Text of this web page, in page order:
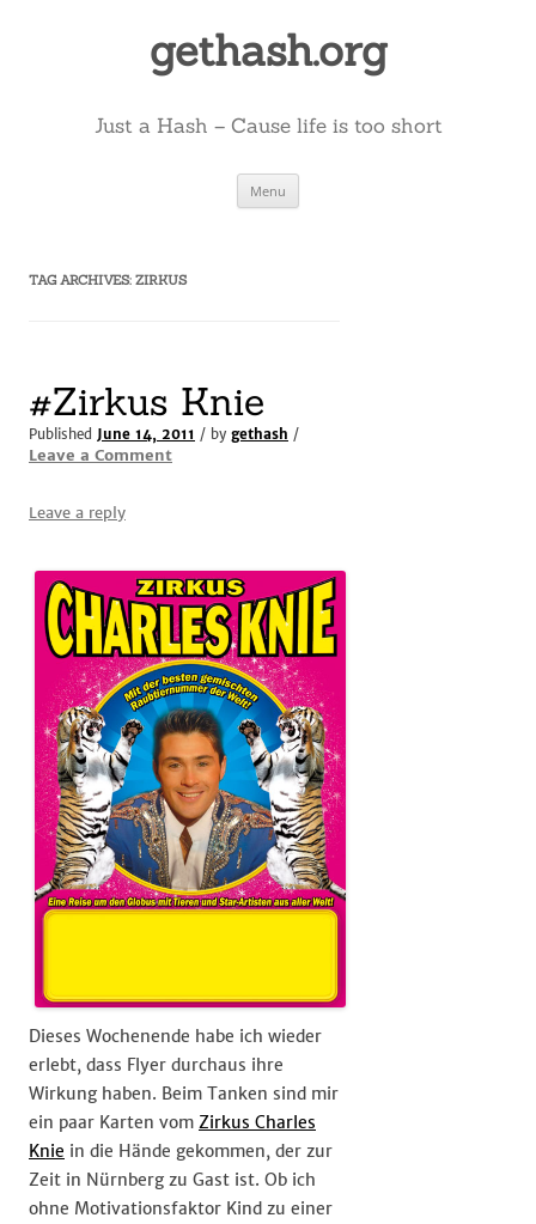
gethash.org
Just a Hash – Cause life is too short
Menu
TAG ARCHIVES: ZIRKUS
#Zirkus Knie
Published June 14, 2011 / by gethash /
Leave a Comment
Leave a reply
Dieses Wochenende habe ich wieder
erlebt, dass Flyer durchaus ihre
Wirkung haben. Beim Tanken sind mir
ein paar Karten vom Zirkus Charles
Knie in die Hände gekommen, der zur
Zeit in Nürnberg zu Gast ist. Ob ich
ohne Motivationsfaktor Kind zu einer